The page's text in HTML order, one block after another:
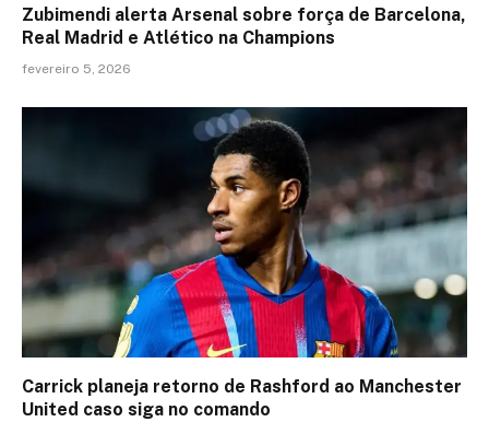
Zubimendi alerta Arsenal sobre força de Barcelona,
Real Madrid e Atlético na Champions
fevereiro 5, 2026
Carrick planeja retorno de Rashford ao Manchester
United caso siga no comando